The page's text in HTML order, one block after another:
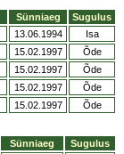
Sünniaeg
Sugulus
13.06.1994
Isa
15.02.1997
Õde
15.02.1997
Õde
15.02.1997
Õde
15.02.1997
Õde
Sünniaeg
Sugulus